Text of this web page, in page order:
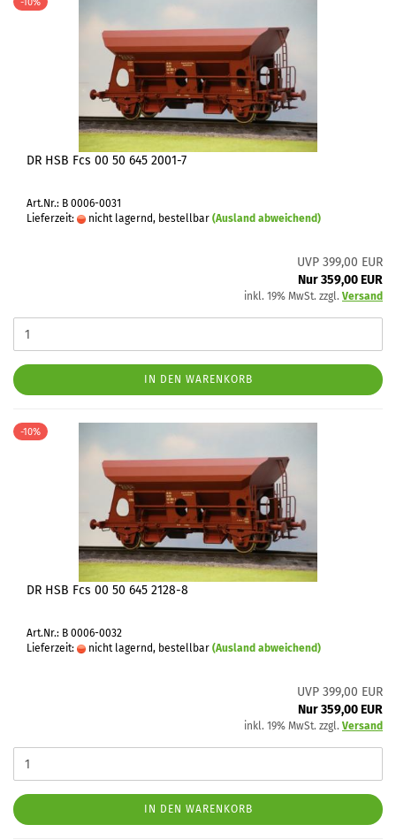
DR HSB Fcs 00 50 645 2001-7
Art.Nr.: B 0006-0031
Lieferzeit:
nicht lagernd, bestellbar (Ausland abweichend)
UVP 399,00 EUR
Nur 359,00 EUR
inkl. 19% MwSt. zzgl. Versand
IN DEN WARENKORB
-10%
DR HSB Fcs 00 50 645 2128-8
Art.Nr.: B 0006-0032
Lieferzeit:
nicht lagernd, bestellbar (Ausland abweichend)
UVP 399,00 EUR
Nur 359,00 EUR
inkl. 19% MwSt. zzgl. Versand
IN DEN WARENKORB